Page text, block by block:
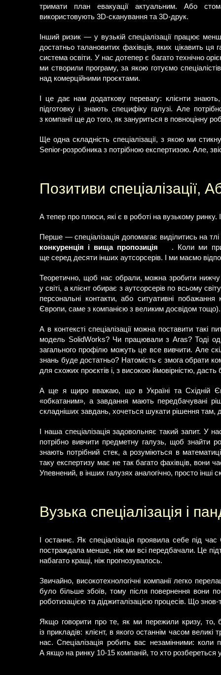
тримати план евакуації актуальним. Або
використовують 3D-сканування та 3D-друк.
Інший ризик — у вузькій спеціалізації працює
достатньо талановитих фахівців, яких цікавить
система освіти. У нас дотепер є багато технічно
ми створили програму, за якою готуємо
над комерційними проєктами.
І це дає нам додаткову перевагу: клієнти
підготовку і знають специфіку галузі. Але
з компанії ще до того, як зануриться в повноцінну
Ще одна складність спеціалізації, з якою ми
Senior-розробника з потрібною експертизою. Але,
Позитиви спеціалізації,
А тепер про плюси, які є в роботі на вузькому
Перше — спеціалізація допомагає виділитись на тлі
конкуренція і вища пропозиція
. Коли ми
ще серед десяти інших аутсорсерів. І ми маємо
Теоретично, щоб нас обрали, можна зробити
у світі, а клієнт обирає з аутсорсерів по всьому
персональні контакти, або ситуативні
Європи, саме з компанією з великим досвідом тощо).
А в контексті спеціалізації можна поставити такі
модель SolidWorks? Чи працювали з Aras? Тоді
загального профілю можуть це все вивчити. Але
знань буде достатньо? Натомість є змога обрати
для схожих проєктів і, з високою ймовірністю,
А ще я щиро вважаю, що в Україні та Східній
«обкатаним», а завдання мають передбачувані
складніших завдань, хочеться шукати рішення там,
І наша спеціалізація задовольняє такий запит. У
потрібно вивчити предметну галузь, щоб знайти
знають потрібний стек, а розуміються в
таку експертизу має не так багато фахівців, вони
Упевнений, в інших галузях аналогічно, просто інші
Вузька спеціалізація і
І останнє. Як спеціалізація проявила себе під
постраждала менше, ніж ми всі передбачали. Це
набагато кращі, ніж прогнозувалось.
Звичайно, високотехнологічні компанії легко
було більше збоїв, тому після повернення вони
роботизацією та діджиталізацією процесів. Що
Якщо говорити про те, як ми пережили кризу, то,
із прикладів: клієнт, в якого останнім часом
нас. Спеціалізація робить вас незамінними:
А якщо на ринку 10-15 компаній, то хто розбереться